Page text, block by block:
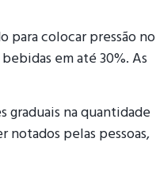
para colocar pressão no
em até 30%. As
graduais na quantidade
notados pelas pessoas,